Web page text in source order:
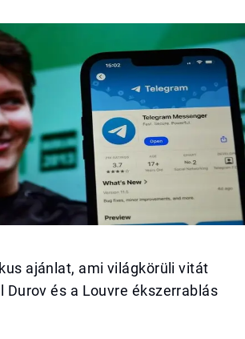
ajánlat, ami világkörüli vitát
Durov és a Louvre ékszerrablás